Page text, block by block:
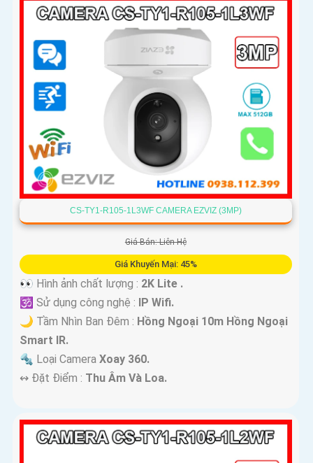
CS-TY1-R105-1L3WF CAMERA EZVIZ (3MP)
Giá Bán: Liên Hệ
Giá Khuyến Mại: 45%
️
👀 Hình ảnh chất lượng : 2K Lite .
🕉️ Sử dụng công nghệ : IP Wifi.
🌙 Tầm Nhìn Ban Đêm : Hồng Ngoại 10m Hồng Ngoại
Smart IR.
🔩 Loại Camera Xoay 360.
️↭ Đặt Điểm : Thu Âm Và Loa.